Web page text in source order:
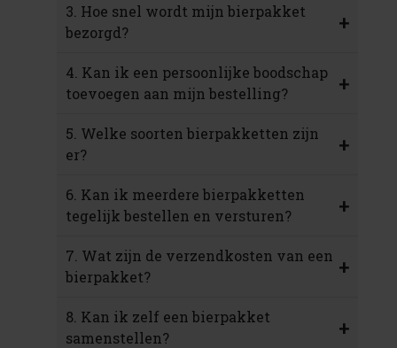
3. Hoe snel wordt mijn bierpakket
bezorgd?
+
4. Kan ik een persoonlijke boodschap
toevoegen aan mijn bestelling?
+
5. Welke soorten bierpakketten zijn
er?
+
6. Kan ik meerdere bierpakketten
tegelijk bestellen en versturen?
+
7. Wat zijn de verzendkosten van een
bierpakket?
+
8. Kan ik zelf een bierpakket
samenstellen?
+